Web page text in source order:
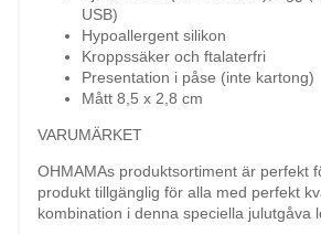
USB)
Hypoallergent silikon
Kroppssäker och ftalaterfri
Presentation i påse (inte kartong)
Mått 8,5 x 2,8 cm
VARUMÄRKET
OHMAMAs produktsortiment är perfekt
produkt tillgänglig för alla med perfekt
kombination i denna speciella julutgåva